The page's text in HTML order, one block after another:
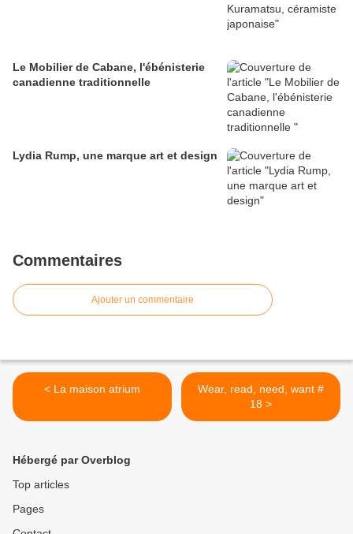
Le Mobilier de Cabane, l'ébénisterie
canadienne traditionnelle
Lydia Rump, une marque art et design
Commentaires
Ajouter un commentaire
< La maison atrium
Wear, read, need, want #
18 >
Hébergé par Overblog
Top articles
Pages